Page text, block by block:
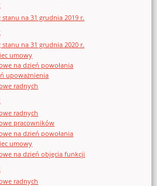
stanu na 31 grudnia 2019 r.
stanu na 31 grudnia 2020 r.
umowy
na dzień powołania
upoważnienia
radnych
radnych
pracowników
na dzień powołania
umowy
na dzień objęcia funkcji
radnych